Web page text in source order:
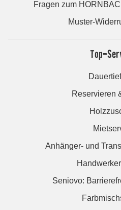
Fragen zum
Muster-
Top-
Reservieren
Anhänger- und
Seniovo: